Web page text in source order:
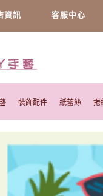
資訊 客服中心
裝飾配件 紙蕾絲 捲